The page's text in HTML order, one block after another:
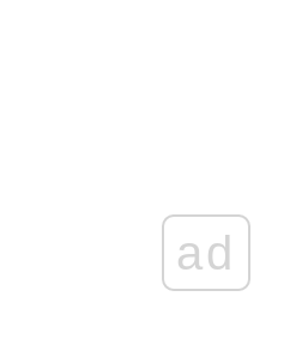
ad